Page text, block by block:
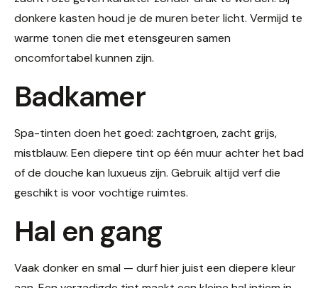
donkere kasten houd je de muren beter licht. Vermijd te
warme tonen die met etensgeuren samen
oncomfortabel kunnen zijn.
Badkamer
Spa-tinten doen het goed: zachtgroen, zacht grijs,
mistblauw. Een diepere tint op één muur achter het bad
of de douche kan luxueus zijn. Gebruik altijd verf die
geschikt is voor vochtige ruimtes.
Hal en gang
Vaak donker en smal — durf hier juist een diepere kleur